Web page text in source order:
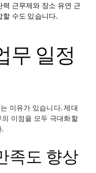
근무제와 장소 유연 근
할 수도 있습니다.
무 일정
이유가 있습니다. 제대
이점을 모두 극대화할
.
족도 향상